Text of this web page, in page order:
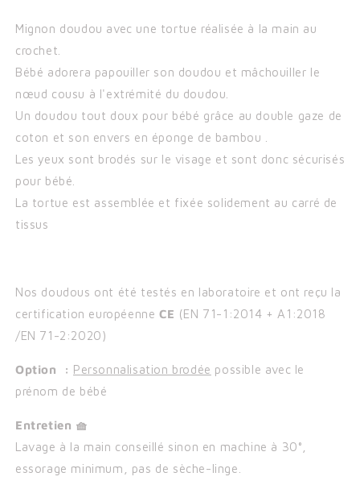
Mignon doudou avec une tortue réalisée à la main au
crochet.
Bébé adorera papouiller son doudou et mâchouiller le
nœud cousu à l'extrémité du doudou.
Un doudou tout doux pour bébé grâce au double gaze de
coton et son envers en éponge de bambou .
Les yeux sont brodés sur le visage et sont donc sécurisés
pour bébé.
La tortue est assemblée et fixée solidement au carré de
tissus
Nos doudous ont été testés en laboratoire et ont reçu la
certification européenneCE (EN 71-1:2014 + A1:2018
/EN 71-2:2020)
Option : Personnalisation brodée possible avec le
prénom de bébé
Entretien 🧺
Lavage à la main conseillé sinon en machine à 30°,
essorage minimum, pas de sèche-linge.